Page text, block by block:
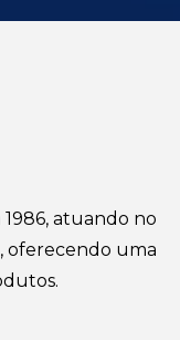
atuando no
oferecendo uma